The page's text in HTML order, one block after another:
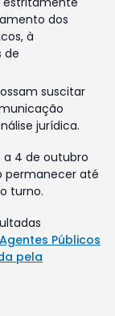
dos
à
de
suscitar
jurídica.
a 4 de outubro
permanecer até
turno.
Públicos
pela